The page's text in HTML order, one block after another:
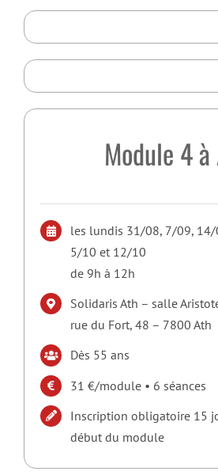
Module 4
les lundis 31/08, 7/09,
5/10 et 12/10
de 9h à 12h
Solidaris Ath – salle
rue du Fort, 48 – 7800 Ath
Dès 55 ans
31 €/module • 6 séances
Inscription obligatoire 15
début du module